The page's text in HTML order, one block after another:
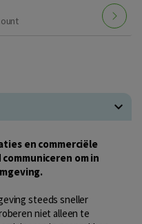
en commerciële
om in
steeds sneller
niet alleen te